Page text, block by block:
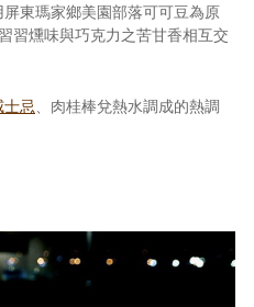
東瑪家鄉美園部落可可豆為原
習燻味與巧克力之苦甘香相互交
忌、肉桂棒兌熱水調成的熱調